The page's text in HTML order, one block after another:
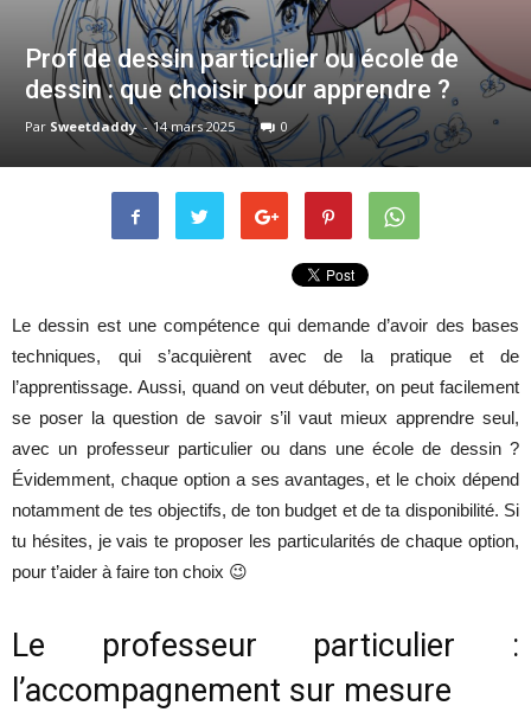
Prof de dessin particulier ou école de
dessin : que choisir pour apprendre ?
Par Sweetdaddy - 14 mars 2025 0
Le dessin est une compétence qui demande d’avoir des bases
techniques, qui s’acquièrent avec de la pratique et de
l’apprentissage. Aussi, quand on veut débuter, on peut facilement
se poser la question de savoir s’il vaut mieux apprendre seul,
avec un professeur particulier ou dans une école de dessin ?
Évidemment, chaque option a ses avantages, et le choix dépend
notamment de tes objectifs, de ton budget et de ta disponibilité. Si
tu hésites, je vais te proposer les particularités de chaque option,
pour t’aider à faire ton choix 😉
Le professeur particulier :
l’accompagnement sur mesure